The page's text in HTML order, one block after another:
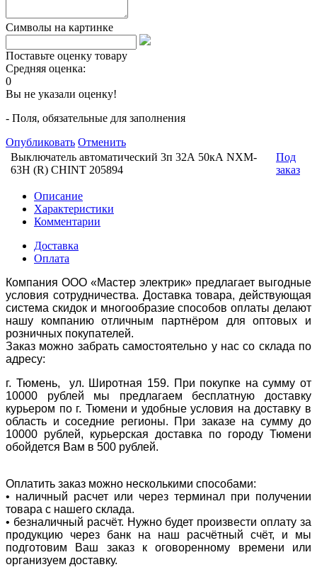
Символы на картинке
Поставьте оценку товару
Средняя оценка:
0
Вы не указали оценку!
- Поля, обязательные для заполнения
Опубликовать Отменить
Выключатель автоматический 3п 32А 50кА NXM-
63H (R) CHINT 205894
Под
заказ
Описание
Характеристики
Комментарии
Доставка
Оплата
Компания ООО «Мастер электрик» предлагает выгодные
условия сотрудничества. Доставка товара, действующая
система скидок и многообразие способов оплаты делают
нашу компанию отличным партнёром для оптовых и
розничных покупателей.
Заказ можно забрать самостоятельно у нас со склада по
адресу:
г. Тюмень, ул. Широтная 159. При покупке на сумму от
10000 рублей мы предлагаем бесплатную доставку
курьером по г. Тюмени и удобные условия на доставку в
область и соседние регионы. При заказе на сумму до
10000 рублей, курьерская доставка по городу Тюмени
обойдется Вам в 500 рублей.
Оплатить заказ можно несколькими способами:
• наличный расчет или через терминал при получении
товара с нашего склада.
• безналичный расчёт. Нужно будет произвести оплату за
продукцию через банк на наш расчётный счёт, и мы
подготовим Ваш заказ к оговоренному времени или
организуем доставку.